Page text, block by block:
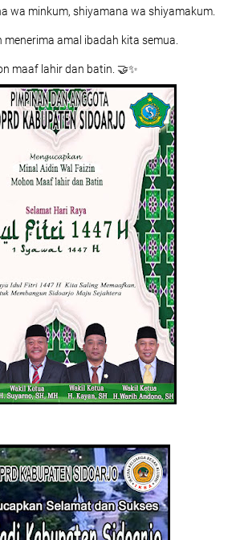
wa minkum, shiyamana wa shiyamakum.
menerima amal ibadah kita semua.
maaf lahir dan batin. 🤝✨